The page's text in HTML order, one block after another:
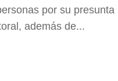
por su
además de...